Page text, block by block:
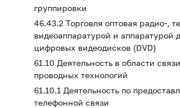
группировки
46.43.2 Торговля оптовая радио-,
видеоаппаратурой и аппаратурой
цифровых видеодисков (DVD)
61.10 Деятельность в области
проводных технологий
61.10.1 Деятельность по
телефонной связи